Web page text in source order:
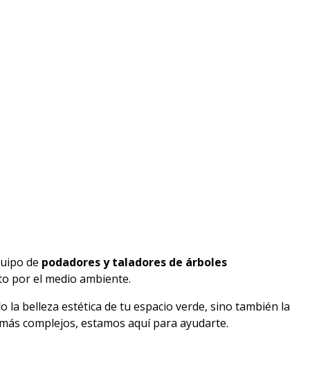
de podadores y taladores de árboles
por el medio ambiente.
belleza estética de tu espacio verde, sino también la
complejos, estamos aquí para ayudarte.